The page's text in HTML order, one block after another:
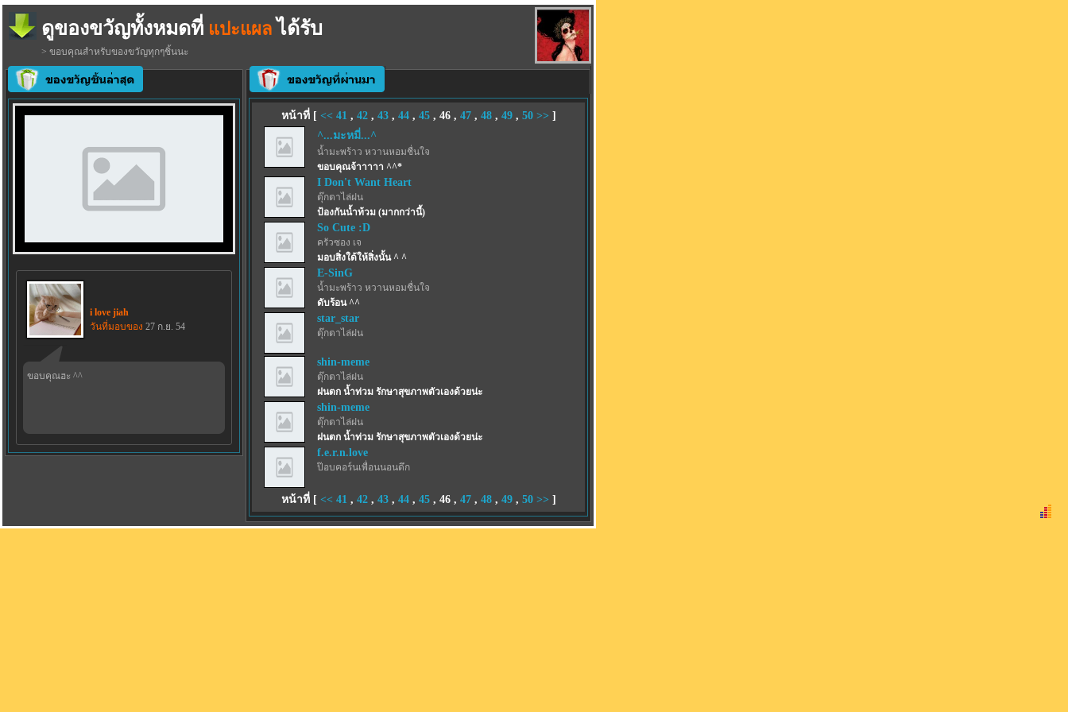
ดูของขวัญทั้งหมดที่ แปะแผล ได้รับ
> ขอบคุณสำหรับของขวัญทุกๆชิ้นนะ
i love jiah
วันที่มอบของ 27 ก.ย. 54
ขอบคุณฮะ ^^
หน้าที่ [ << 41 , 42, 43, 44, 45, 46, 47, 48, 49, 50 >> ]
^...มะหมี่...^
น้ำมะพร้าว หวานหอมชื่นใจ
ขอบคุณจ้าาาาา ^^*
I Don't Want Heart
ตุ๊กตาไล่ฝน
ป้องกันน้ำท้วม (มากกว่านี้)
So Cute :D
ครัวซอง เจ
มอบสิ่งใด้ให้สิ่งนั้น ^ ^
E-SinG
น้ำมะพร้าว หวานหอมชื่นใจ
ดับร้อน ^^
star_star
ตุ๊กตาไล่ฝน
shin-meme
ตุ๊กตาไล่ฝน
ฝนตก น้ำท่วม รักษาสุขภาพตัวเองด้วยน่ะ
shin-meme
ตุ๊กตาไล่ฝน
ฝนตก น้ำท่วม รักษาสุขภาพตัวเองด้วยน่ะ
f.e.r.n.love
ป๊อบคอร์นเพื่อนนอนดึก
หน้าที่ [ << 41 , 42, 43, 44, 45, 46, 47, 48, 49, 50 >> ]